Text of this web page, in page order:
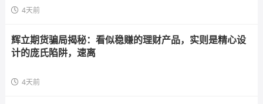
4天前
辉立期货骗局揭秘：看似稳赚的理财产品，实则是精心设
计的庞氏陷阱，速离
4天前